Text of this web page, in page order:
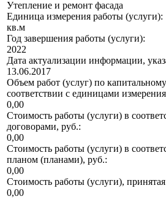
Утепление и ремонт фасада
Единица измерения работы (услуги):
кв.м
Год завершения работы (услуги):
2022
Дата актуализации информации,
13.06.2017
Объем работ (услуг) по
соответствии с единицами
0,00
Стоимость работы (услуги) в
договорами, руб.:
0,00
Стоимость работы (услуги) в
планом (планами), руб.:
0,00
Стоимость работы (услуги),
0,00